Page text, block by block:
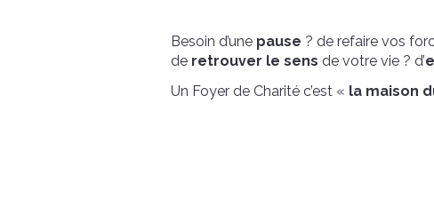
Besoin d’une pause ? de refaire vos
de retrouver le sens de votre vie ? d’
Un Foyer de Charité c’est « la maison